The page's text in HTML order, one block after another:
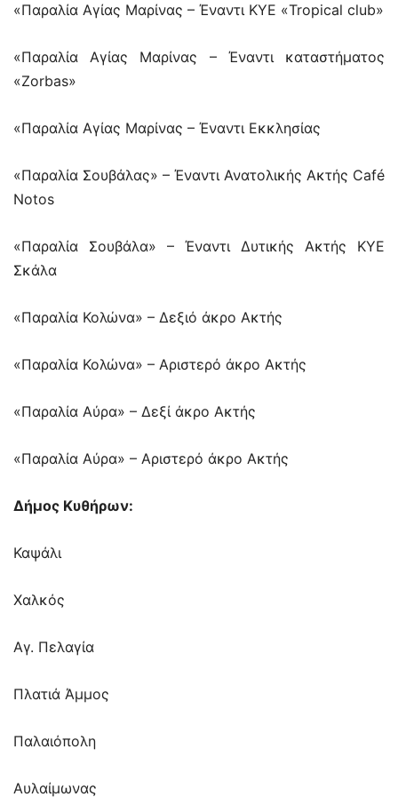
«Παραλία Αγίας Μαρίνας – Έναντι ΚΥΕ «Tropical club»
«Παραλία Αγίας Μαρίνας – Έναντι καταστήματος
«Zorbas»
«Παραλία Αγίας Μαρίνας – Έναντι Εκκλησίας
«Παραλία Σουβάλας» – Έναντι Ανατολικής Ακτής Café
Notos
«Παραλία Σουβάλα» – Έναντι Δυτικής Ακτής ΚΥΕ
Σκάλα
«Παραλία Κολώνα» – Δεξιό άκρο Ακτής
«Παραλία Κολώνα» – Αριστερό άκρο Ακτής
«Παραλία Αύρα» – Δεξί άκρο Ακτής
«Παραλία Αύρα» – Αριστερό άκρο Ακτής
Δήμος Κυθήρων:
Καψάλι
Χαλκός
Αγ. Πελαγία
Πλατιά Άμμος
Παλαιόπολη
Αυλαίμωνας